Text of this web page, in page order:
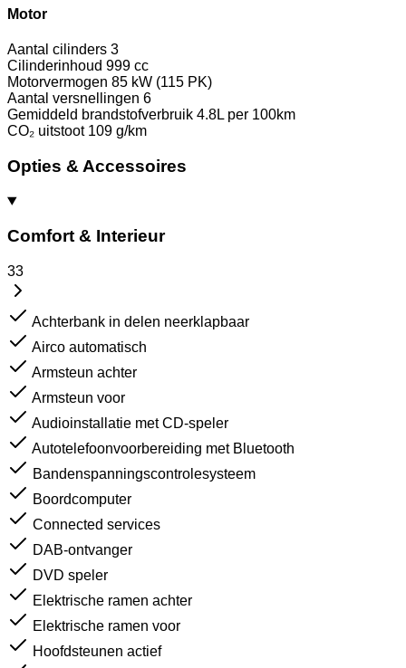
Motor
Aantal cilinders 3
Cilinderinhoud 999 cc
Motorvermogen 85 kW (115 PK)
Aantal versnellingen 6
Gemiddeld brandstofverbruik 4.8L per 100km
CO₂ uitstoot 109 g/km
Opties & Accessoires
Comfort & Interieur
33
Achterbank in delen neerklapbaar
Airco automatisch
Armsteun achter
Armsteun voor
Audioinstallatie met CD-speler
Autotelefoonvoorbereiding met Bluetooth
Bandenspanningscontrolesysteem
Boordcomputer
Connected services
DAB-ontvanger
DVD speler
Elektrische ramen achter
Elektrische ramen voor
Hoofdsteunen actief